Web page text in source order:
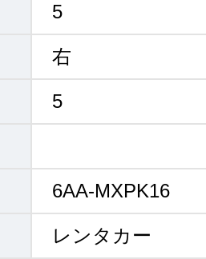
5
右
5
6AA-MXPK16
レンタカー